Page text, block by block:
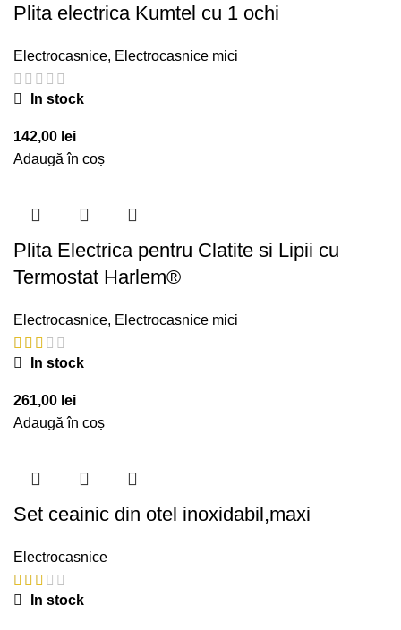
Plita electrica Kumtel cu 1 ochi
Electrocasnice, Electrocasnice mici
In stock
142,00 lei
Adaugă în coș
Plita Electrica pentru Clatite si Lipii cu
Termostat Harlem®
Electrocasnice, Electrocasnice mici
In stock
261,00 lei
Adaugă în coș
Set ceainic din otel inoxidabil,maxi
Electrocasnice
In stock